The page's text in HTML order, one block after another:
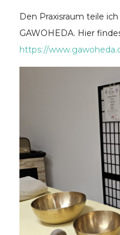
Den Praxisraum teile
GAWOHEDA. Hier
https://